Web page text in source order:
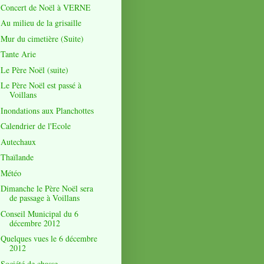
Concert de Noël à VERNE
Au milieu de la grisaille
Mur du cimetière (Suite)
Tante Arie
Le Père Noël (suite)
Le Père Noël est passé à
Voillans
Inondations aux Planchottes
Calendrier de l'Ecole
Autechaux
Thaïlande
Météo
Dimanche le Père Noël sera
de passage à Voillans
Conseil Municipal du 6
décembre 2012
Quelques vues le 6 décembre
2012